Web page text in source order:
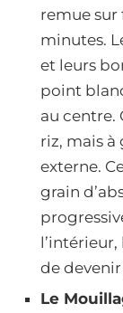
remue
minutes.
et leurs
point
au centre.
riz, mais à
externe.
grain
de
Le